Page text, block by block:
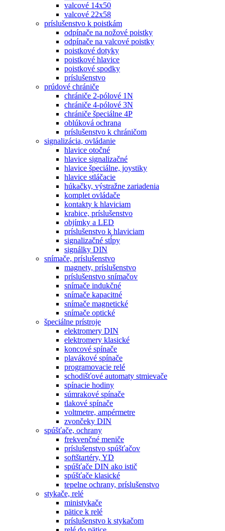
valcové 14x50
valcové 22x58
príslušenstvo k poistkám
odpínače na nožové poistky
odpínače na valcové poistky
poistkové dotyky
poistkové hlavice
poistkové spodky
príslušenstvo
prúdové chrániče
chrániče 2-pólové 1N
chrániče 4-pólové 3N
chrániče špeciálne 4P
oblúková ochrana
príslušenstvo k chráničom
signalizácia, ovládanie
hlavice otočné
hlavice signalizačné
hlavice špeciálne, joystiky
hlavice stláčacie
húkačky, výstražne zariadenia
komplet ovládače
kontakty k hlaviciam
krabice, príslušenstvo
objímky a LED
príslušenstvo k hlaviciam
signalizačné stĺpy
signálky DIN
snímače, príslušenstvo
magnety, príslušenstvo
príslušenstvo snímačov
snímače indukčné
snímače kapacitné
snímače magnetické
snímače optické
špeciálne prístroje
elektromery DIN
elektromery klasické
koncové spínače
plavákové spínače
programovacie relé
schodišťové automaty stmievače
spínacie hodiny
súmrakové spínače
tlakové spínače
voltmetre, ampérmetre
zvončeky DIN
spúšťače, ochrany
frekvenčné meniče
príslušenstvo spúšťačov
softštartéry, YD
spúšťače DIN ako istič
spúšťače klasické
tepelne ochrany, príslušenstvo
stykače, relé
ministykače
pätice k relé
príslušenstvo k stykačom